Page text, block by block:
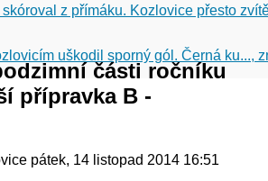
z přímáku. Kozlovice přesto
uškodil sporný gól. Černá ku...,
části ročníku
přípravka B -
pátek, 14 listopad 2014 16:51